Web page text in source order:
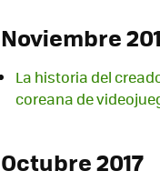
Noviembre
La historia del
coreana de
Octubre 2017